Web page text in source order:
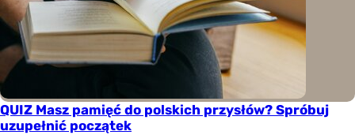
QUIZ Masz pamięć do polskich przysłów? Spróbuj
uzupełnić początek